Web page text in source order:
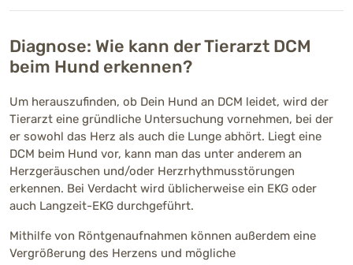
Diagnose: Wie kann der Tierarzt DCM
beim Hund erkennen?
Um herauszufinden, ob Dein Hund an DCM leidet, wird der
Tierarzt eine gründliche Untersuchung vornehmen, bei der
er sowohl das Herz als auch die Lunge abhört. Liegt eine
DCM beim Hund vor, kann man das unter anderem an
Herzgeräuschen und/oder Herzrhythmusstörungen
erkennen. Bei Verdacht wird üblicherweise ein EKG oder
auch Langzeit-EKG durchgeführt.
Mithilfe von Röntgenaufnahmen können außerdem eine
Vergrößerung des Herzens und mögliche